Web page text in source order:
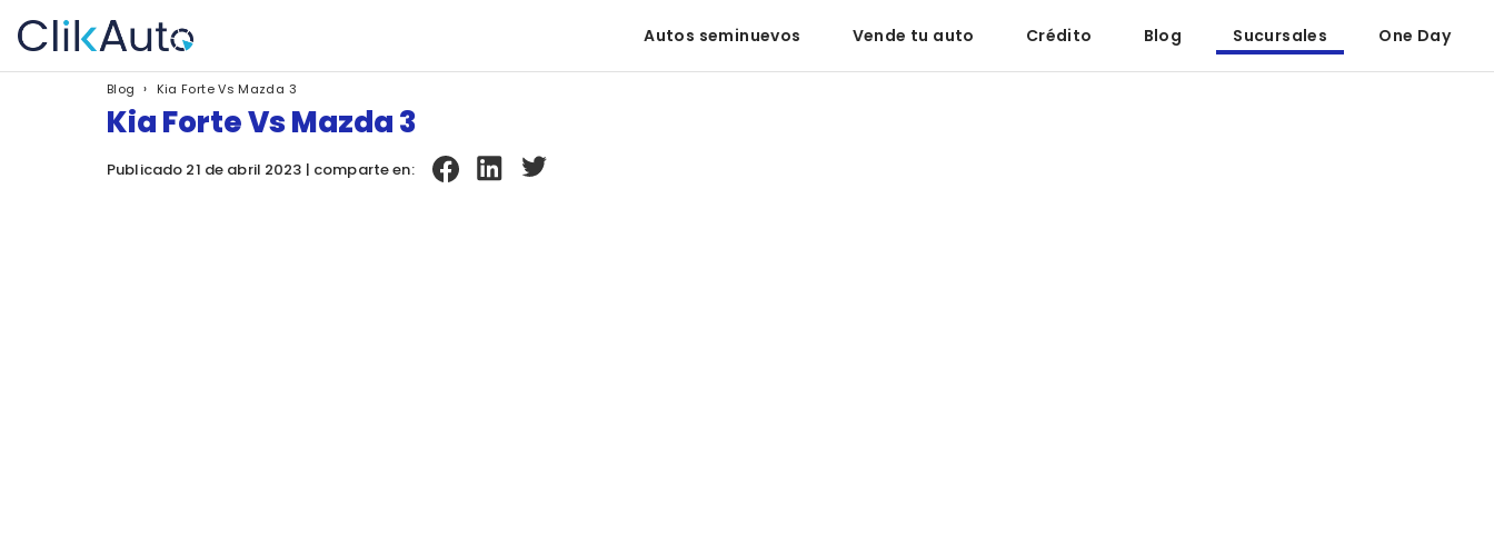
Autos seminuevos Vende tu auto Crédito Blog Sucursales One Day
Blog › Kia Forte Vs Mazda 3
Kia Forte Vs Mazda 3
Publicado 21 de abril 2023 | comparte en: